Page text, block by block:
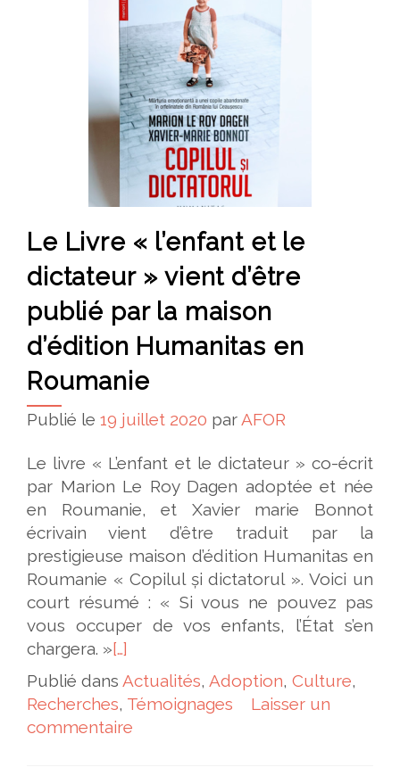
Le Livre « l’enfant et le
dictateur » vient d’être
publié par la maison
d’édition Humanitas en
Roumanie
Publié le 19 juillet 2020 par AFOR
Le livre « L’enfant et le dictateur » co-écrit
par Marion Le Roy Dagen adoptée et née
en Roumanie, et Xavier marie Bonnot
écrivain vient d’être traduit par la
prestigieuse maison d’édition Humanitas en
Roumanie « Copilul și dictatorul ». Voici un
court résumé : « Si vous ne pouvez pas
vous occuper de vos enfants, l’État s’en
chargera. »[…]
Publié dans Actualités, Adoption, Culture,
Recherches, Témoignages
Laisser un
commentaire